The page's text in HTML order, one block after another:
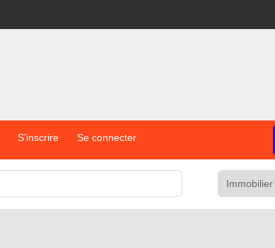
S’inscrire Se connecter